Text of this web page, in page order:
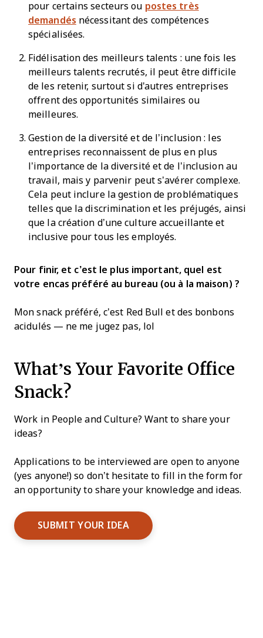
pour certains secteurs ou postes très
demandés nécessitant des compétences
spécialisées.
Fidélisation des meilleurs talents : une fois les
meilleurs talents recrutés, il peut être difficile
de les retenir, surtout si d'autres entreprises
offrent des opportunités similaires ou
meilleures.
Gestion de la diversité et de l’inclusion : les
entreprises reconnaissent de plus en plus
l’importance de la diversité et de l’inclusion au
travail, mais y parvenir peut s’avérer complexe.
Cela peut inclure la gestion de problématiques
telles que la discrimination et les préjugés, ainsi
que la création d’une culture accueillante et
inclusive pour tous les employés.
Pour finir, et c’est le plus important, quel est
votre encas préféré au bureau (ou à la maison) ?
Mon snack préféré, c’est Red Bull et des bonbons
acidulés — ne me jugez pas, lol
What’s Your Favorite Office
Snack?
Work in People and Culture? Want to share your
ideas?
Applications to be interviewed are open to anyone
(yes anyone!) so don’t hesitate to fill in the form for
an opportunity to share your knowledge and ideas.
SUBMIT YOUR IDEA